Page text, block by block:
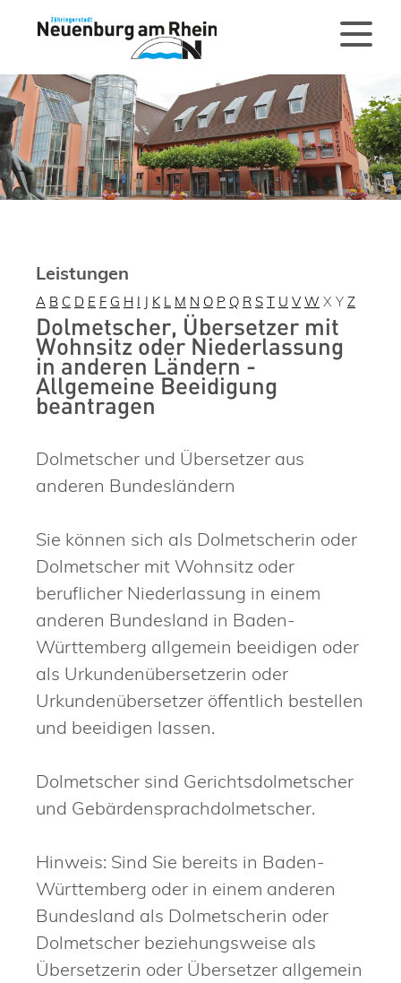
Leistungen
A B C D E F G H I J K L M N O P Q R S T U V W X Y Z
Dolmetscher, Übersetzer mit
Wohnsitz oder Niederlassung
in anderen Ländern -
Allgemeine Beeidigung
beantragen
Dolmetscher und Übersetzer aus
anderen Bundesländern
Sie können sich als Dolmetscherin oder
Dolmetscher mit Wohnsitz oder
beruflicher Niederlassung in einem
anderen Bundesland in Baden-
Württemberg allgemein beeidigen oder
als Urkundenübersetzerin oder
Urkundenübersetzer öffentlich bestellen
und beeidigen lassen.
Dolmetscher sind Gerichtsdolmetscher
und Gebärdensprachdolmetscher.
Hinweis: Sind Sie bereits in Baden-
Württemberg oder in einem anderen
Bundesland als Dolmetscherin oder
Dolmetscher beziehungsweise als
Übersetzerin oder Übersetzer allgemein